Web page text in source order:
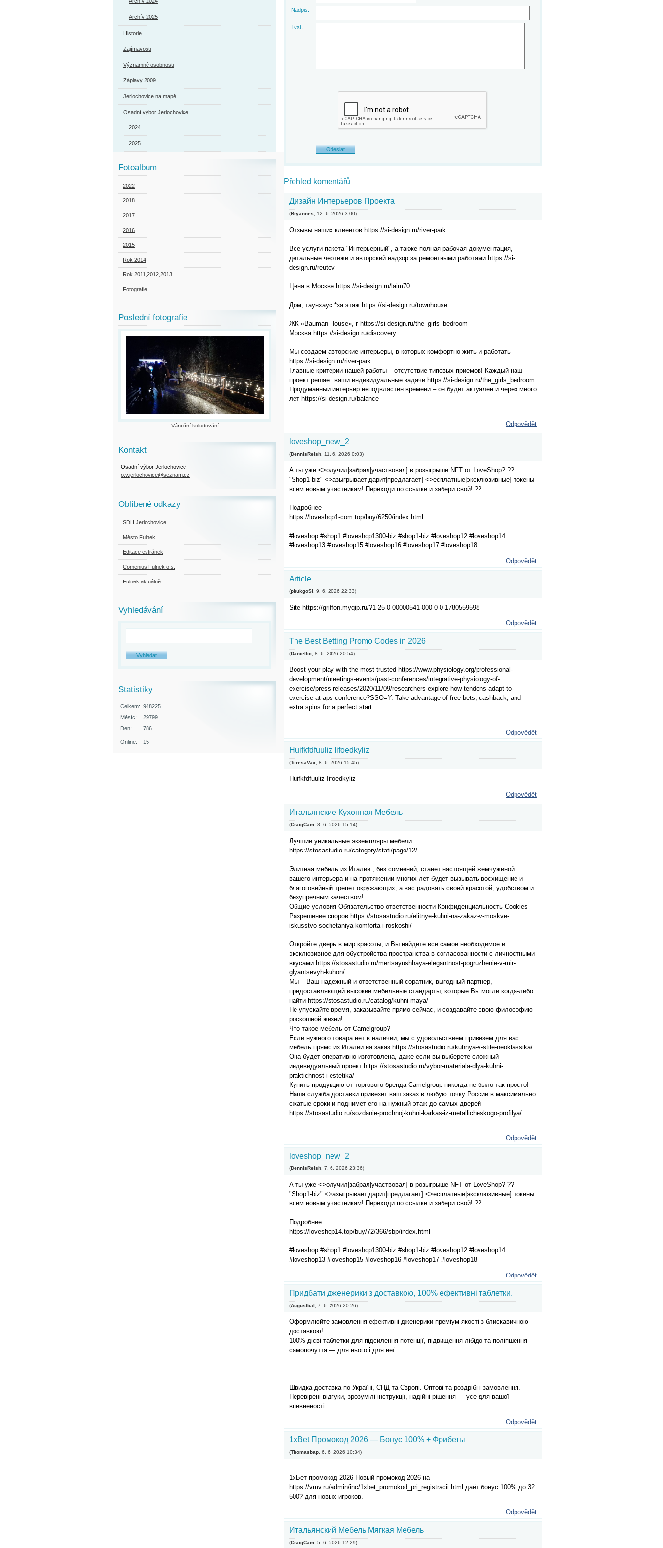
Nadpis:
Text:
Přehled komentářů
Дизайн Интерьеров Проекта
(Bryannes 12. 6. 2026 3:00)
Отзывы наших клиентов https://si-design.ru/river-park
Все услуги пакета "Интерьерный", а также полная рабочая документация,
детальные чертежи и авторский надзор за ремонтными работами https://si-
design.ru/reutov
Цена в Москве https://si-design.ru/laim70
Дом, таунхаус *за этаж https://si-design.ru/townhouse
ЖК «Bauman House», г https://si-design.ru/the_girls_bedroom
Москва https://si-design.ru/discovery
Мы создаем авторские интерьеры, в которых комфортно жить и работать
https://si-design.ru/river-park
Главные критерии нашей работы – отсутствие типовых приемов! Каждый наш
проект решает ваши индивидуальные задачи https://si-design.ru/the_girls_bedroom
Продуманный интерьер неподвластен времени – он будет актуален и через много
лет https://si-design.ru/balance
Odpovědět
loveshop_new_2
(DennisReish 11. 6. 2026 0:03)
А ты уже <>олучил|забрал|участвовал] в розыгрыше NFT от LoveShop? ??
"Shop1-biz" <>азыгрывает|дарит|предлагает] <>есплатные|эксклюзивные] токены
всем новым участникам! Переходи по ссылке и забери свой! ??
Подробнее
https://loveshop1-com.top/buy/6250/index.html
#loveshop #shop1 #loveshop1300-biz #shop1-biz #loveshop12 #loveshop14
#loveshop13 #loveshop15 #loveshop16 #loveshop17 #loveshop18
Odpovědět
Article
(phukgoSl 9. 6. 2026 22:33)
Site https://griffon.myqip.ru/?1-25-0-00000541-000-0-0-1780559598
Odpovědět
The Best Betting Promo Codes in 2026
(Daniellic 8. 6. 2026 20:54)
Boost your play with the most trusted https://www.physiology.org/professional-
development/meetings-events/past-conferences/integrative-physiology-of-
exercise/press-releases/2020/11/09/researchers-explore-how-tendons-adapt-to-
exercise-at-aps-conference?SSO=Y. Take advantage of free bets, cashback, and
extra spins for a perfect start.
Odpovědět
Huifkfdfuuliz Iifoedkyliz
(TeresaVax 8. 6. 2026 15:45)
Huifkfdfuuliz Iifoedkyliz
Odpovědět
Итальянские Кухонная Мебель
(CraigCam 8. 6. 2026 15:14)
Лучшие уникальные экземпляры мебели
https://stosastudio.ru/category/stati/page/12/
Элитная мебель из Италии , без сомнений, станет настоящей жемчужиной
вашего интерьера и на протяжении многих лет будет вызывать восхищение и
благоговейный трепет окружающих, а вас радовать своей красотой, удобством и
безупречным качеством!
Общие условия Обязательство ответственности Конфиденциальность Cookies
Разрешение споров https://stosastudio.ru/elitnye-kuhni-na-zakaz-v-moskve-
iskusstvo-sochetaniya-komforta-i-roskoshi/
Откройте дверь в мир красоты, и Вы найдете все самое необходимое и
эксклюзивное для обустройства пространства в согласованности с личностными
вкусами https://stosastudio.ru/mertsayushhaya-elegantnost-pogruzhenie-v-mir-
glyantsevyh-kuhon/
Мы – Ваш надежный и ответственный соратник, выгодный партнер,
предоставляющий высокие мебельные стандарты, которые Вы могли когда-либо
найти https://stosastudio.ru/catalog/kuhni-maya/
Не упускайте время, заказывайте прямо сейчас, и создавайте свою философию
роскошной жизни!
Что такое мебель от Camelgroup?
Если нужного товара нет в наличии, мы с удовольствием привезем для вас
мебель прямо из Италии на заказ https://stosastudio.ru/kuhnya-v-stile-neoklassika/
Она будет оперативно изготовлена, даже если вы выберете сложный
индивидуальный проект https://stosastudio.ru/vybor-materiala-dlya-kuhni-
praktichnost-i-estetika/
Купить продукцию от торгового бренда Camelgroup никогда не было так просто!
Наша служба доставки привезет ваш заказ в любую точку России в максимально
сжатые сроки и поднимет его на нужный этаж до самых дверей
https://stosastudio.ru/sozdanie-prochnoj-kuhni-karkas-iz-metallicheskogo-profilya/
Odpovědět
loveshop_new_2
(DennisReish 7. 6. 2026 23:36)
А ты уже <>олучил|забрал|участвовал] в розыгрыше NFT от LoveShop? ??
"Shop1-biz" <>азыгрывает|дарит|предлагает] <>есплатные|эксклюзивные] токены
всем новым участникам! Переходи по ссылке и забери свой! ??
Подробнее
https://loveshop14.top/buy/72/366/sbp/index.html
#loveshop #shop1 #loveshop1300-biz #shop1-biz #loveshop12 #loveshop14
#loveshop13 #loveshop15 #loveshop16 #loveshop17 #loveshop18
Odpovědět
Придбати дженерики з доставкою, 100% ефективні таблетки.
(Augustbal 7. 6. 2026 20:26)
Оформлюйте замовлення ефективні дженерики преміум-якості з блискавичною
доставкою!
100% дієві таблетки для підсилення потенції, підвищення лібідо та поліпшення
самопочуття — для нього і для неї.
Швидка доставка по Україні, СНД та Європі. Оптові та роздрібні замовлення.
Перевірені відгуки, зрозумілі інструкції, надійні рішення — усе для вашої
впевненості.
Odpovědět
1xBet Промокод 2026 — Бонус 100% + Фрибеты
(Thomasbap 6. 6. 2026 10:34)
1хБет промокод 2026 Новый промокод 2026 на
https://vmv.ru/admin/inc/1xbet_promokod_pri_registracii.html даёт бонус 100% до 32
500? для новых игроков.
Odpovědět
Итальянский Мебель Мягкая Мебель
(CraigCam 5. 6. 2026 12:29)
Archív 2025
Historie
Zajímavosti
Významné osobnosti
Záplavy 2009
Jerlochovice na mapě
Osadní výbor Jerlochovice
2024
2025
Fotoalbum
2022
2018
2017
2016
2015
Rok 2014
Rok 2011,2012,2013
Fotografie
Poslední fotografie
Vánoční koledování
Kontakt
Osadní výbor Jerlochovice
o.v.jerlochovice@seznam.cz
Oblíbené odkazy
SDH Jerlochovice
Město Fulnek
Editace estránek
Comenius Fulnek o.s.
Fulnek aktuálně
Vyhledávání
Statistiky
Online: 15
Celkem: 948225
Měsíc:
29799
Den:
786